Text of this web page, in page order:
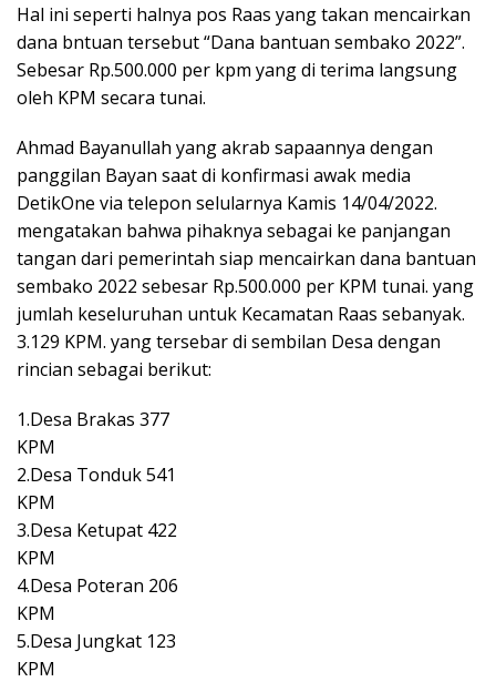
Hal ini seperti halnya pos Raas yang takan mencairkan
dana bntuan tersebut “Dana bantuan sembako 2022”.
Sebesar Rp.500.000 per kpm yang di terima langsung
oleh KPM secara tunai.
Ahmad Bayanullah yang akrab sapaannya dengan
panggilan Bayan saat di konfirmasi awak media
DetikOne via telepon selularnya Kamis 14/04/2022.
mengatakan bahwa pihaknya sebagai ke panjangan
tangan dari pemerintah siap mencairkan dana bantuan
sembako 2022 sebesar Rp.500.000 per KPM tunai. yang
jumlah keseluruhan untuk Kecamatan Raas sebanyak.
3.129 KPM. yang tersebar di sembilan Desa dengan
rincian sebagai berikut:
1.Desa Brakas 377
KPM
2.Desa Tonduk 541
KPM
3.Desa Ketupat 422
KPM
4.Desa Poteran 206
KPM
5.Desa Jungkat 123
KPM